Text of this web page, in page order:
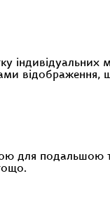
для подальшою